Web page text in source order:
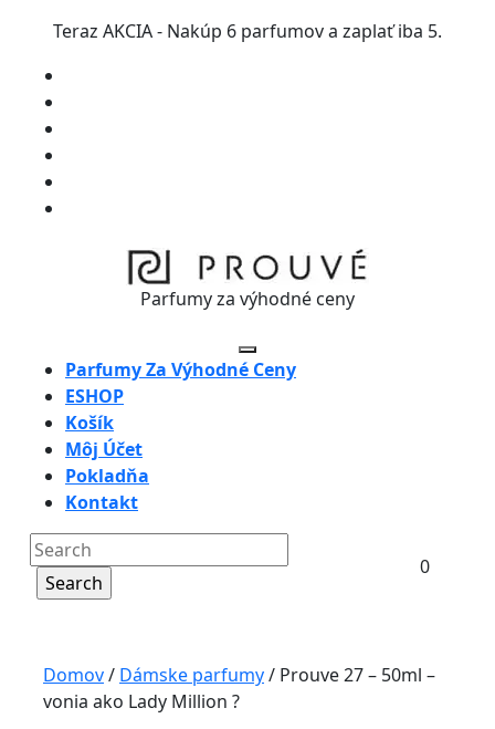
Teraz AKCIA - Nakúp 6 parfumov a zaplať iba 5.
Parfumy za výhodné ceny
Open
Button
Parfumy Za Výhodné Ceny
ESHOP
Košík
Môj Účet
Pokladňa
Kontakt
Close
Button
Search
for:
0
Domov/ Dámske parfumy/ Prouve 27 – 50ml –
vonia ako Lady Million ?